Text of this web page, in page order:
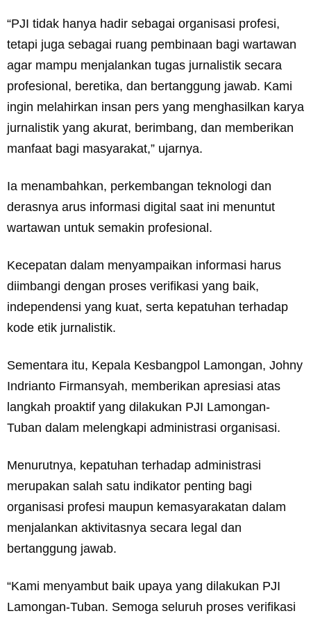
“PJI tidak hanya hadir sebagai organisasi profesi,
tetapi juga sebagai ruang pembinaan bagi wartawan
agar mampu menjalankan tugas jurnalistik secara
profesional, beretika, dan bertanggung jawab. Kami
ingin melahirkan insan pers yang menghasilkan karya
jurnalistik yang akurat, berimbang, dan memberikan
manfaat bagi masyarakat,” ujarnya.
Ia menambahkan, perkembangan teknologi dan
derasnya arus informasi digital saat ini menuntut
wartawan untuk semakin profesional.
Kecepatan dalam menyampaikan informasi harus
diimbangi dengan proses verifikasi yang baik,
independensi yang kuat, serta kepatuhan terhadap
kode etik jurnalistik.
Sementara itu, Kepala Kesbangpol Lamongan, Johny
Indrianto Firmansyah, memberikan apresiasi atas
langkah proaktif yang dilakukan PJI Lamongan-
Tuban dalam melengkapi administrasi organisasi.
Menurutnya, kepatuhan terhadap administrasi
merupakan salah satu indikator penting bagi
organisasi profesi maupun kemasyarakatan dalam
menjalankan aktivitasnya secara legal dan
bertanggung jawab.
“Kami menyambut baik upaya yang dilakukan PJI
Lamongan-Tuban. Semoga seluruh proses verifikasi